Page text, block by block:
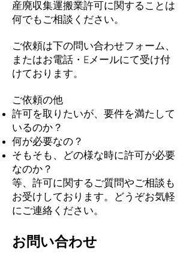
産廃収集運搬業許可に関することは
何でもご相談ください。
ご依頼は下の問い合わせフォーム、
またはお電話・Eメールにて受け付
けております。
ご依頼の他
許可を取りたいが、要件を満たして
いるのか？
何が必要なの？
そもそも、どの様な時に許可が必要
なのか？
等、許可に関するご質問やご相談も
お受けしております。どうぞお気軽
にご連絡ください。
お問い合わせ